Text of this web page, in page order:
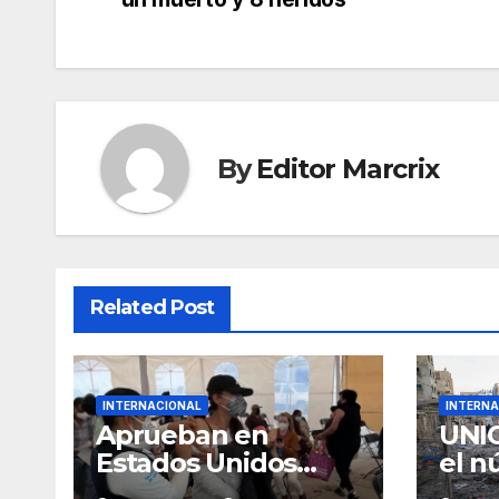
ByEditor Marcrix
Related Post
INTERNACIONAL
Aprueban en
Estados Unidos
nuevo tipo de
el